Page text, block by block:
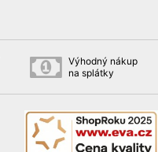
Výhodný nákup
na splátky